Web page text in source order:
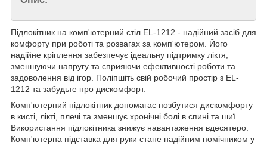
Підлокітник на комп'ютерний стіл EL-1212 - надійний засіб для
комфорту при роботі та розвагах за комп'ютером. Його
надійне кріплення забезпечує ідеальну підтримку ліктя,
зменшуючи напругу та сприяючи ефективності роботи та
задоволення від ігор. Поліпшіть свій робочий простір з EL-
1212 та забудьте про дискомфорт.
Комп'ютерний підлокітник допомагає позбутися дискомфорту
в кисті, лікті, плечі та зменшує хронічні болі в спині та шиї.
Використання підлокітника знижує навантаження вдесятеро.
Комп'ютерна підставка для руки стане надійним помічником у